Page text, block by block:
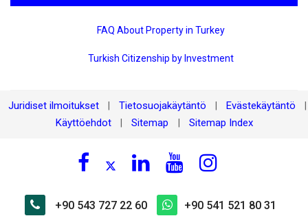
FAQ About Property in Turkey
Turkish Citizenship by Investment
Juridiset ilmoitukset Tietosuojakäytäntö Evästekäytäntö
Käyttöehdot Sitemap Sitemap Index
+90 543 727 22 60 +90 541 521 80 31